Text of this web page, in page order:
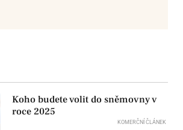
Koho budete volit do sněmovny v
roce 2025
KOMERČNÍ ČLÁNEK